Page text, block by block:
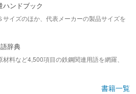
ハンドブック
サイズのほか、代表メーカーの製品サイズを
辞典
料など4,500項目の鉄鋼関連用語を網羅、
書籍一覧